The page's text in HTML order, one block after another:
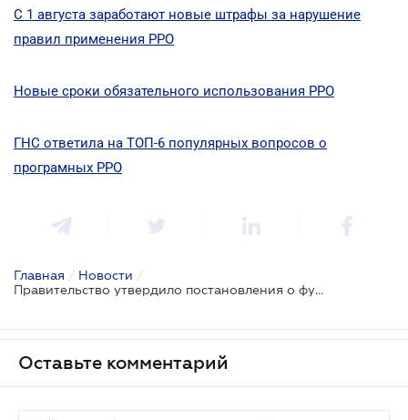
С 1 августа заработают новые штрафы за нарушение
правил применения РРО
Новые сроки обязательного использования РРО
ГНС ответила на ТОП-6 популярных вопросов о
програмных РРО
Главная / Новости /
Правительство утвердило постановления о функционировании программных РРО
Оставьте комментарий